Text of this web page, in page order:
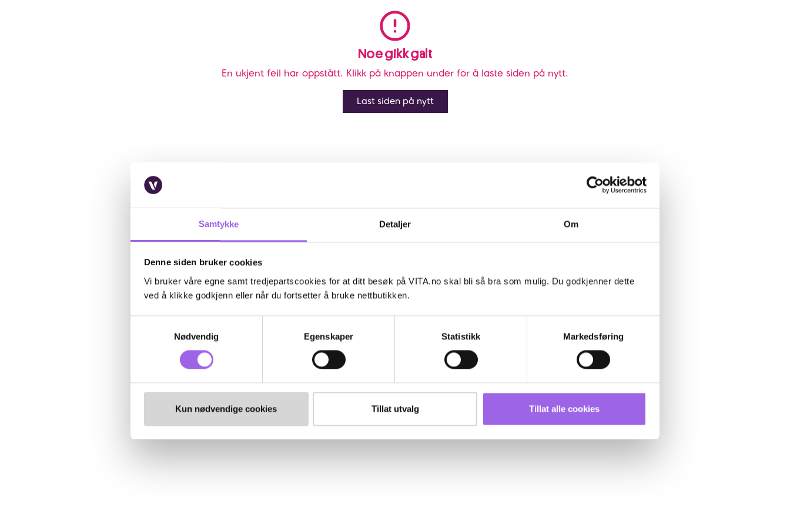
Samtykke Detaljer Om
Denne siden bruker cookies
Vi bruker våre egne samt tredjepartscookies for at ditt besøk på VITA.no skal bli så bra som mulig. Du godkjenner dette
ved å klikke godkjenn eller når du fortsetter å bruke nettbutikken.
Nødvendig
Egenskaper Statistikk Markedsføring
Kun nødvendige cookies Tillat utvalg Tillat alle cookies
Noe gikk galt
En ukjent feil har oppstått. Klikk på knappen under for å laste siden på nytt.
Last siden på nytt